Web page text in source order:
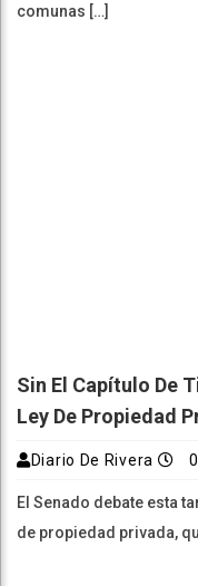
comunas […]
Sin El Capítulo De
Ley De Propiedad
Diario De Rivera
El Senado debate esta
de propiedad privada,